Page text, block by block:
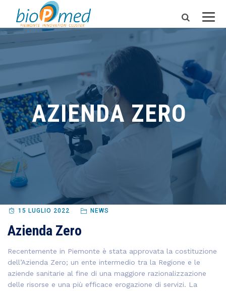
AZIENDA ZERO
15 LUGLIO 2022 NEWS
Azienda Zero
Recentemente in Piemonte è stata approvata la costituzione
dell’Azienda Zero; un ente intermedio tra la Regione e le
aziende sanitarie al fine di una maggiore razionalizzazione
delle risorse e una più efficace erogazione di servizi. La